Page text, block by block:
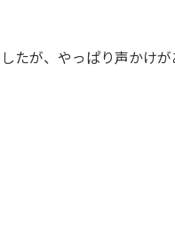
たが、やっぱり声かけが